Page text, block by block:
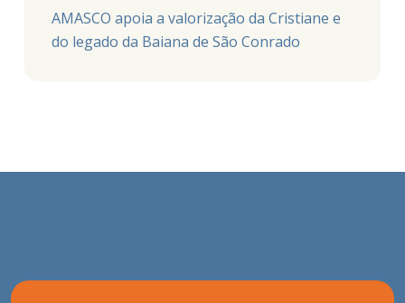
AMASCO apoia a valorização da Cristiane e
do legado da Baiana de São Conrado